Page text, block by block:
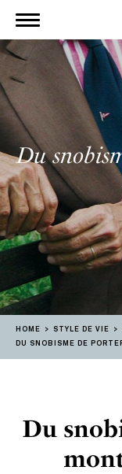
Du
HOME STYLE DE VIE
DU SNOBISME DE
Du